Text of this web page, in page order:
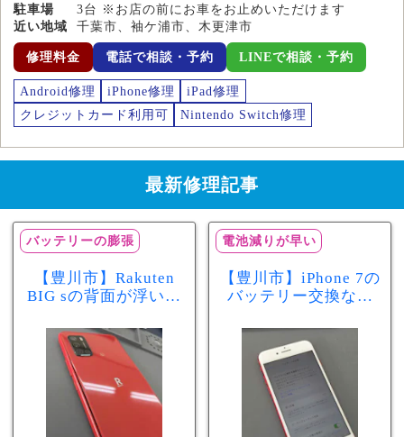
駐車場
3台 ※お店の前にお車をお止めいただけます
近い地域
千葉市、袖ケ浦市、木更津市
修理料金 電話で相談・予約 LINEで相談・予約
Android修理 iPhone修理
iPad修理
クレジットカード利用可
Nintendo Switch修理
最新修理記事
バッテリーの膨張
【豊川市】Rakuten
BIG sの背面が浮いて
リー膨張のサインか
もしれません！バッ
テリー交換修理事例
電池減りが早い
【豊川市】iPhone 7の
バッテリー交換なら
最大容量70％で電池
の減りが早い症状も
当日60分で改善